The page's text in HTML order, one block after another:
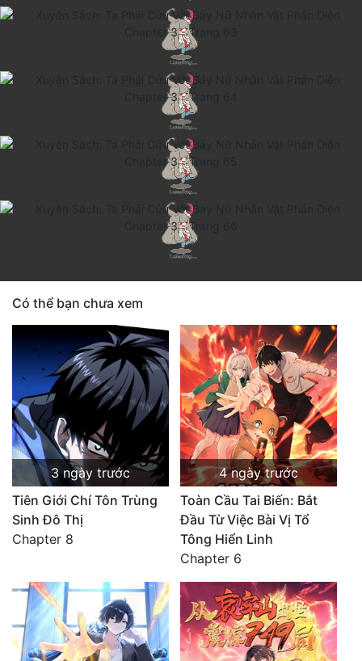
Có thể bạn chưa xem
3 ngày trước
Tiên Giới Chí Tôn Trùng
Sinh Đô Thị
Chapter 8
4 ngày trước
Toàn Cầu Tai Biến: Bắt
Đầu Từ Việc Bài Vị Tổ
Tông Hiển Linh
Chapter 6